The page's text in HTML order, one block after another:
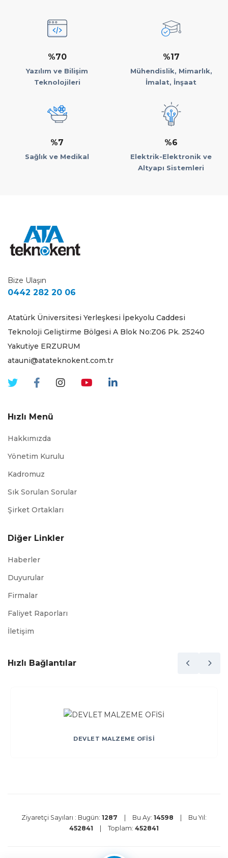
%70
Yazılım ve Bilişim
Teknolojileri
%17
Mühendislik, Mimarlık,
İmalat, İnşaat
%7
Sağlık ve Medikal
%6
Elektrik-Elektronik ve
Altyapı Sistemleri
Bize Ulaşın
0442 282 20 06
Atatürk Üniversitesi Yerleşkesi İpekyolu Caddesi
Teknoloji Geliştirme Bölgesi A Blok No:Z06 Pk. 25240
Yakutiye ERZURUM
atauni@atateknokent.com.tr
Hızlı Menü
Hakkımızda
Yönetim Kurulu
Kadromuz
Sık Sorulan Sorular
Şirket Ortakları
Diğer Linkler
Haberler
Duyurular
Firmalar
Faliyet Raporları
İletişim
Hızlı Bağlantılar
DEVLET MALZEME OFİSİ
Ziyaretçi Sayıları : Bugün: 1287 Bu Ay: 14598
Bu Yıl:
452841
Toplam: 452841